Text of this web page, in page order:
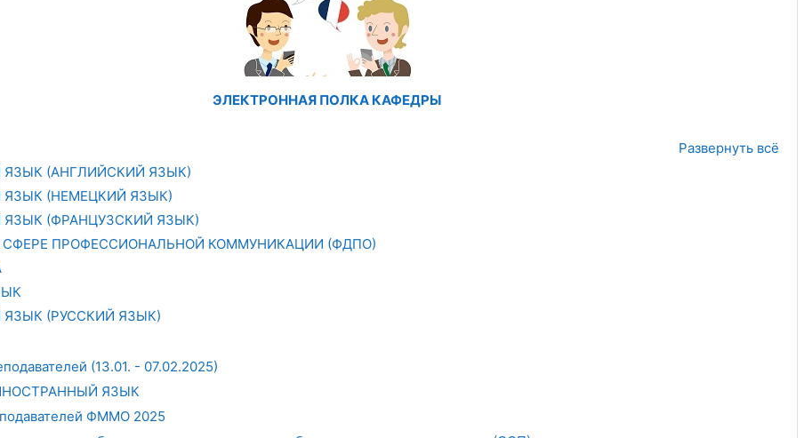
ЭЛЕКТРОННАЯ ПОЛКА КАФЕДРЫ
Развернуть всё
(АНГЛИЙСКИЙ ЯЗЫК)
(НЕМЕЦКИЙ ЯЗЫК)
(ФРАНЦУЗСКИЙ ЯЗЫК)
СФЕРЕ ПРОФЕССИОНАЛЬНОЙ КОММУНИКАЦИИ (ФДПО)
(РУССКИЙ ЯЗЫК)
(13.01. - 07.02.2025)
ЯЗЫК
ФММО 2025